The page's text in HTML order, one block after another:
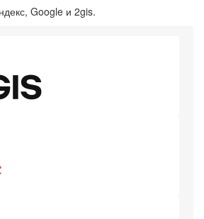
Google и 2gis.